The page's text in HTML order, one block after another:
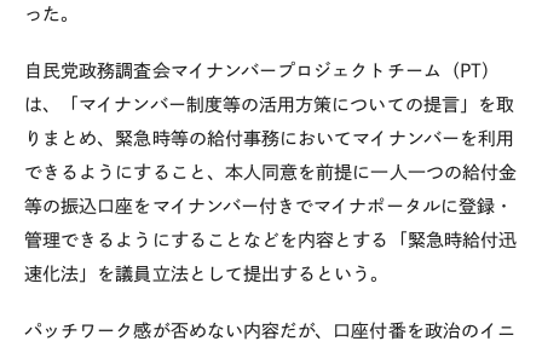
った。
自民党政務調査会マイナンバープロジェクトチーム（ PT）
は、「マイナンバー制度等の活用方策についての提言」を取
りまとめ、緊急時等の給付事務においてマイナンバーを利用
できるようにすること、本人同意を前提に一人一つの給付金
等の振込口座をマイナンバー付きでマイナポータルに登録・
管理できるようにすることなどを内容とする「緊急時給付迅
速化法」を議員立法として提出するという。
パッチワーク感が否めない内容だが、口座付番を政治のイニ